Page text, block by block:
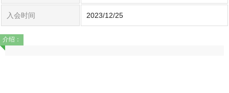
入会时间 2023/12/25
介绍：